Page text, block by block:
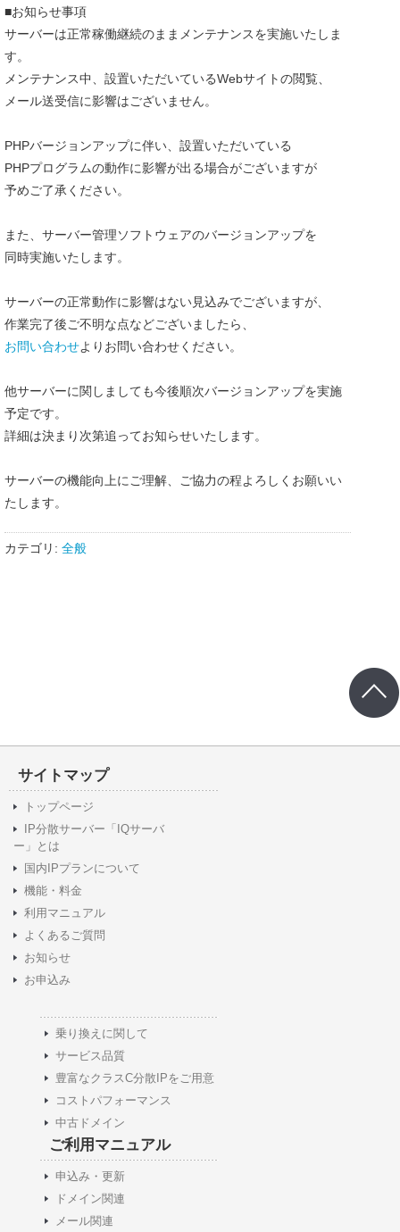
■お知らせ事項
サーバーは正常稼働継続のままメンテナンスを実施いたしま
す。
メンテナンス中、設置いただいているWebサイトの閲覧、
メール送受信に影響はございません。
PHPバージョンアップに伴い、設置いただいている
PHPプログラムの動作に影響が出る場合がございますが
予めご了承ください。
また、サーバー管理ソフトウェアのバージョンアップを
同時実施いたします。
サーバーの正常動作に影響はない見込みでございますが、
作業完了後ご不明な点などございましたら、
お問い合わせよりお問い合わせください。
他サーバーに関しましても今後順次バージョンアップを実施
予定です。
詳細は決まり次第追ってお知らせいたします。
サーバーの機能向上にご理解、ご協力の程よろしくお願いい
たします。
カテゴリ: 全般
サイトマップ
トップページ
IP分散サーバー「IQサーバ
ー」とは
国内IPプランについて
機能・料金
利用マニュアル
よくあるご質問
お知らせ
お申込み
乗り換えに関して
サービス品質
豊富なクラスC分散IPをご用意
コストパフォーマンス
中古ドメイン
ご利用マニュアル
申込み・更新
ドメイン関連
メール関連